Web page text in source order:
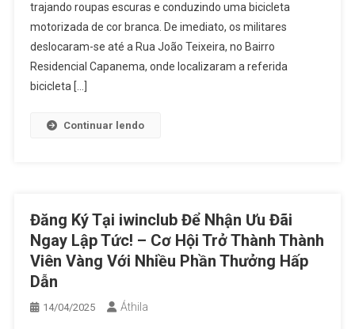
trajando roupas escuras e conduzindo uma bicicleta
motorizada de cor branca. De imediato, os militares
deslocaram-se até a Rua João Teixeira, no Bairro
Residencial Capanema, onde localizaram a referida
bicicleta […]
Continuar lendo
Đăng Ký Tại iwinclub Để Nhận Ưu Đãi
Ngay Lập Tức! – Cơ Hội Trở Thành Thành
Viên Vàng Với Nhiều Phần Thưởng Hấp
Dẫn
14/04/2025 Áthila